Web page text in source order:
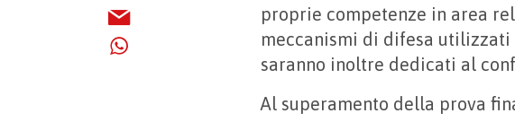
proprie competenze in area
meccanismi di difesa
saranno inoltre dedicati al
Al superamento della prova